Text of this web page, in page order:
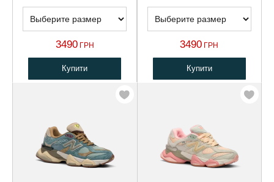
3490ГРН
Купити
3490 ГРН
Купити